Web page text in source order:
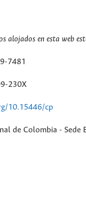
alojados en esta web
7481
230X
10.15446/cp
de Colombia - Sede